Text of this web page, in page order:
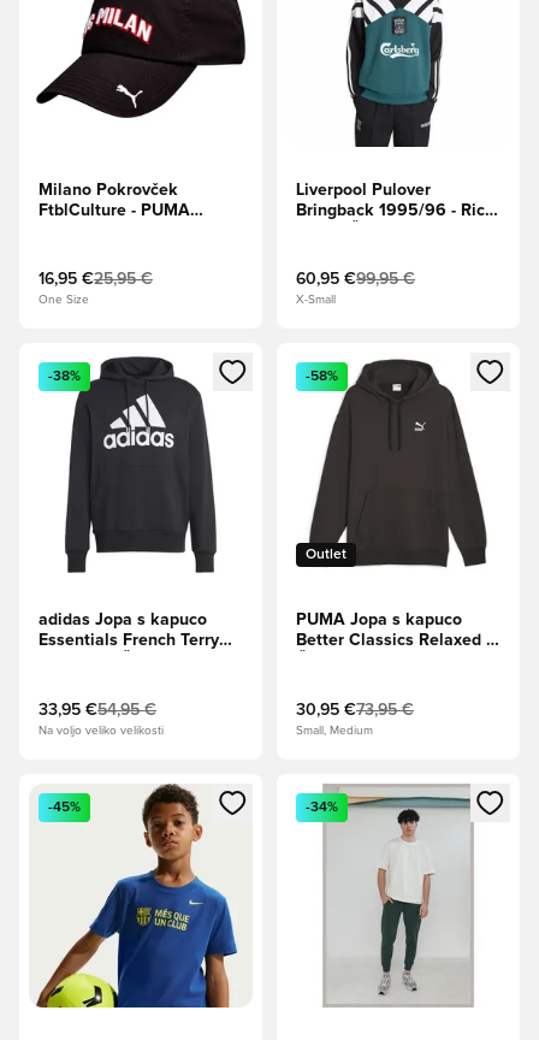
Milano Pokrovček
FtblCulture - PUMA
16,95 €25,95 €
One Size
Liverpool Pulover
Bringback 1995/96 - Rich
60,95 €99,95 €
X-Small
Odpre Modal za prijavo ali vpis kot član
-38%
adidas Jopa s kapuco
Essentials French Terry
33,95 €54,95 €
Na voljo veliko velikosti
Odpre Modal za prijavo ali
Outlet
-58%
PUMA Jopa s kapuco
Better Classics Relaxed -
30,95 €73,95 €
Small, Medium
Odpre Modal za prijavo ali vpis kot član
-45%
Odpre Modal za prijavo ali
-34%